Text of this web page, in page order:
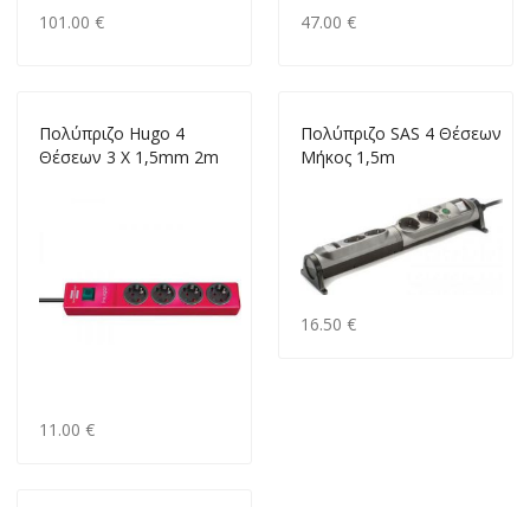
101.00 € 47.00 €
Πολύπριζο Hugo 4
Θέσεων 3 X 1,5mm 2m
11.00 €
Πολύπριζο SAS 4 Θέσεων
Μήκος 1,5m
16.50 €